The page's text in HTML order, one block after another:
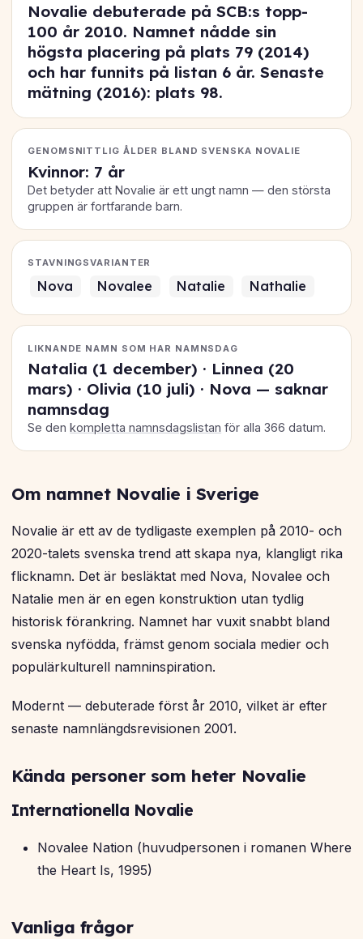
Novalie debuterade på SCB:s topp-
100 år 2010. Namnet nådde sin
högsta placering på plats 79 (2014)
och har funnits på listan 6 år. Senaste
mätning (2016): plats 98.
GENOMSNITTLIG ÅLDER BLAND SVENSKA NOVALIE
Kvinnor: 7 år
Det betyder att Novalie är ett ungt namn — den största
gruppen är fortfarande barn.
STAVNINGSVARIANTER
Nova Novalee Natalie Nathalie
LIKNANDE NAMN SOM HAR NAMNSDAG
Natalia (1 december) · Linnea (20
mars) · Olivia (10 juli) · Nova — saknar
namnsdag
Se denkompletta namnsdagslistan för alla 366 datum.
Om namnet Novalie i Sverige
Novalie är ett av de tydligaste exemplen på 2010- och
2020-talets svenska trend att skapa nya, klangligt rika
flicknamn. Det är besläktat med Nova, Novalee och
Natalie men är en egen konstruktion utan tydlig
historisk förankring. Namnet har vuxit snabbt bland
svenska nyfödda, främst genom sociala medier och
populärkulturell namninspiration.
Modernt — debuterade först år 2010, vilket är efter
senaste namnlängdsrevisionen 2001.
Kända personer som heter Novalie
Internationella Novalie
Novalee Nation (huvudpersonen i romanen Where
the Heart Is, 1995)
Vanliga frågor